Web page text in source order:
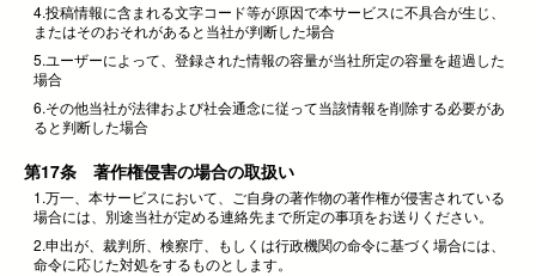
4.投稿情報に含まれる文字コード等が原因で本サービスに不具合が生じ、
またはそのおそれがあると当社が判断した場合
5.ユーザーによって、登録された情報の容量が当社所定の容量を超過した
場合
6.その他当社が法律および社会通念に従って当該情報を削除する必要があ
ると判断した場合
第17条 著作権侵害の場合の取扱い
1.万一、本サービスにおいて、ご自身の著作物の著作権が侵害されている
場合には、別途当社が定める連絡先まで所定の事項をお送りください。
2.申出が、裁判所、検察庁、もしくは行政機関の命令に基づく場合には、
命令に応じた対処をするものとします。